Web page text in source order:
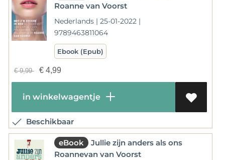
Roanne van Voorst
Nederlands | 25-01-2022 |
9789463811064
Ebook (Epub)
€9,99 €4,99
in winkelwagentje
Beschikbaar
eBook
Jullie zijn anders als ons
Roannevan van Voorst